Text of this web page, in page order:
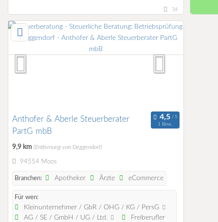
34
Anthofer & Aberle Steuerberater
PartG mbB
1 Bew.
9,9 km (Entfernung von Deggendorf)
94554 Moos
Branchen: Apotheker Ärzte eCommerce
Für wen:
Kleinunternehmer / GbR / OHG / KG / PersG
AG / SE / GmbH / UG / Ltd.
Freiberufler